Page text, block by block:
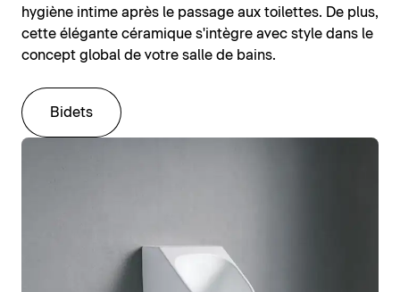
hygiène intime après le passage aux toilettes. De plus,
cette élégante céramique s'intègre avec style dans le
concept global de votre salle de bains.
Bidets